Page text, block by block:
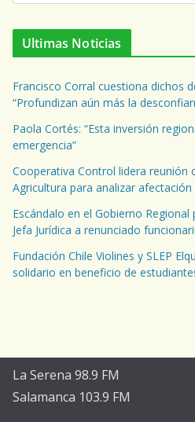
Ultimas Noticias
Francisco Corral cuestiona dichos
“Profundizan aún más la
Paola Cortés: “Esta inversión
emergencia”
Cooperativa Control lidera reunión
Agricultura para analizar
Escándalo en el Gobierno
Jefa Jurídica a renunciado
Fundación Chile Violines y SLEP
solidario en beneficio de
La Serena 98.9 FM
Salamanca 103.9 FM